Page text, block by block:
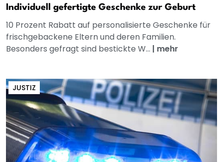
Individuell gefertigte Geschenke zur Geburt
10 Prozent Rabatt auf personalisierte Geschenke für
frischgebackene Eltern und deren Familien.
Besonders gefragt sind bestickte W... | mehr
JUSTIZ